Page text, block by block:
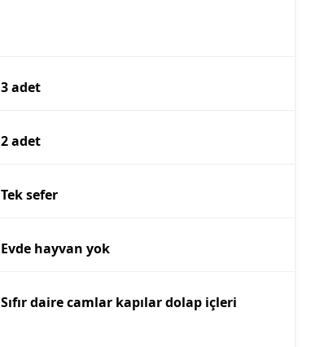
3 adet
2 adet
Tek sefer
Evde hayvan yok
Sıfır daire camlar kapılar dolap içleri